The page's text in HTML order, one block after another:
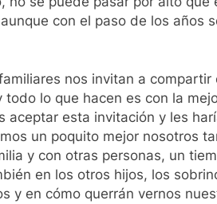
con el paso de los años
nos invitan a
todo lo que hacen es con la
aceptar esta invitación y les
un poquito mejor nosotros
y con otras personas, un
en los otros hijos, los
y en cómo querrán vernos